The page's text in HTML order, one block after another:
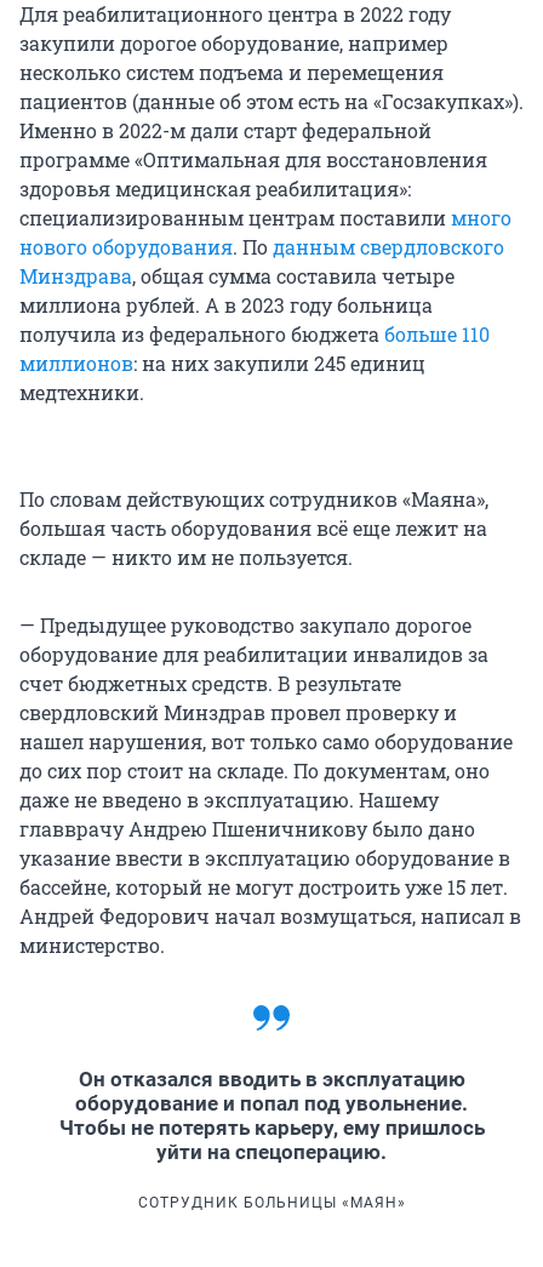
Для реабилитационного центра в 2022 году
закупили дорогое оборудование, например
несколько систем подъема и перемещения
пациентов (данные об этом есть на «Госзакупках»).
Именно в 2022-м дали старт федеральной
программе «Оптимальная для восстановления
здоровья медицинская реабилитация»:
специализированным центрам поставилимного
нового оборудования. Поданным свердловского
Минздрава, общая сумма составила четыре
миллиона рублей. А в 2023 году больница
получила из федерального бюджетабольше 110
миллионов: на них закупили 245 единиц
медтехники.
По словам действующих сотрудников «Маяна»,
большая часть оборудования всё еще лежит на
складе — никто им не пользуется.
— Предыдущее руководство закупало дорогое
оборудование для реабилитации инвалидов за
счет бюджетных средств. В результате
свердловский Минздрав провел проверку и
нашел нарушения, вот только само оборудование
до сих пор стоит на складе. По документам, оно
даже не введено в эксплуатацию. Нашему
главврачу Андрею Пшеничникову было дано
указание ввести в эксплуатацию оборудование в
бассейне, который не могут достроить уже 15 лет.
Андрей Федорович начал возмущаться, написал в
министерство.
Он отказался вводить в эксплуатацию
оборудование и попал под увольнение.
Чтобы не потерять карьеру, ему пришлось
уйти на спецоперацию.
СОТРУДНИК БОЛЬНИЦЫ «МАЯН»